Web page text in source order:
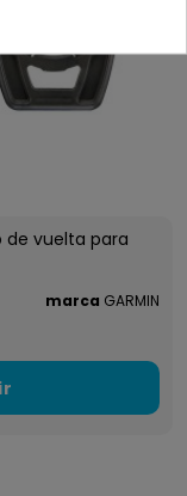
de vuelta para
marca GARMIN